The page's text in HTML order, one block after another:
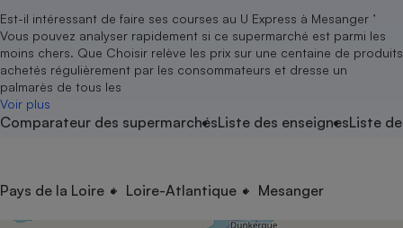
Est-il intéressant de faire ses courses au U Express à Mesanger ’
Vous pouvez analyser rapidement si ce supermarché est parmi les
moins chers. Que Choisir relève les prix sur une centaine de produits
achetés régulièrement par les consommateurs et dresse un
palmarès de tous les
Voir plus
Comparateur des supermarchésListe des enseignesListe
Pays de la Loire Loire-Atlantique Mesanger
Nutrition
Assurance auto
Magasin - Grande surface
Méthode de vente -
Déchet
Location
Sport
électrique
Senior
Service marchand
Guides d'achat
Conseils
Brèves
Soumettre un litige
Lettres types
Rencontrer une association locale
Nos grandes victoires
Les billets de la présidente
Nos associations locales
Nous rejoindre
En savoir plus sur Que Choisir Ensemble
?
Notre méthodologie
Notre financement
Nos partenaires
Nous rejoindre